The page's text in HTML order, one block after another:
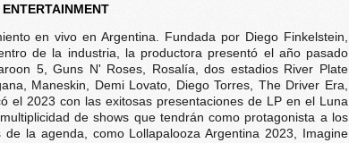
en vivo en Argentina. Fundada por Diego Finkelstein,
de la industria, la productora presentó el año pasado
5, Guns N' Roses, Rosalía, dos estadios River Plate
Maneskin, Demi Lovato, Diego Torres, The Driver Era,
el 2023 con las exitosas presentaciones de LP en el Luna
de shows que tendrán como protagonista a los
la agenda, como Lollapalooza Argentina 2023, Imagine